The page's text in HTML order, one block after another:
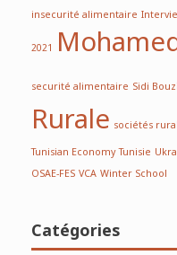
insecurité alimentaire
2021
securité alimentaire Sidi
Rurale sociétés
Tunisian EconomyTunisie
OSAE-FESVCAWinter School
Catégories